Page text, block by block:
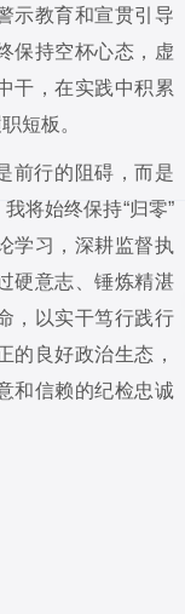
示教育和宣贯引导
保持空杯心态，虚
干，在实践中积累
短板。
前行的阻碍，而是
将始终保持“归零”
学习，深耕监督执
硬意志、锤炼精湛
，以实干笃行践行
的良好政治生态，
和信赖的纪检忠诚